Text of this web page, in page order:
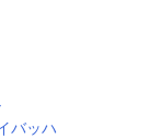
バッハ